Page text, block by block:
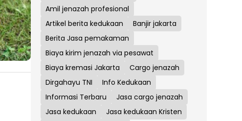
Amil jenazah profesional
Artikel berita kedukaan
Banjir jakarta
Berita Jasa pemakaman
Biaya kirim jenazah via pesawat
Biaya kremasi Jakarta
Cargo jenazah
Dirgahayu TNI
Info Kedukaan
Informasi Terbaru
Jasa cargo jenazah
Jasa kedukaan
Jasa kedukaan Kristen